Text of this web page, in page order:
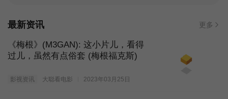
最新资讯 更多
《梅根》(M3GAN): 这小片儿，看得
过儿，虽然有点俗套 (梅根福克斯)
影视资讯 大聪看电影 2023年03月25日